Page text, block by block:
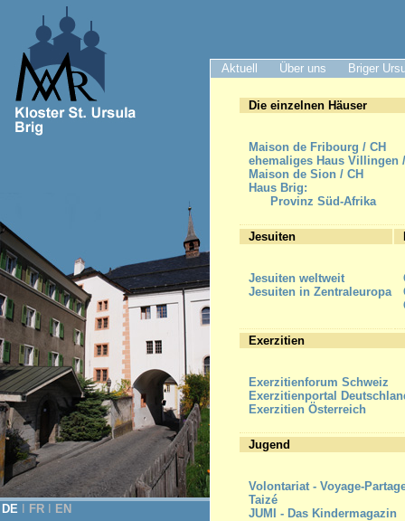
Aktuell Über uns Briger
DE FR EN
Die einzelnen Häuser
Maison de Fribourg / CH
ehemaliges Haus Villingen
Maison de Sion / CH
Haus Brig:
Provinz Süd-Afrika
Jesuiten
Jesuiten weltweit
Jesuiten in Zentraleuropa
Exerzitien
Exerzitienforum Schweiz
Exerzitienportal
Exerzitien Österreich
Jugend
Volontariat - Voyage-
Taizé
JUMI - Das Kindermagazin